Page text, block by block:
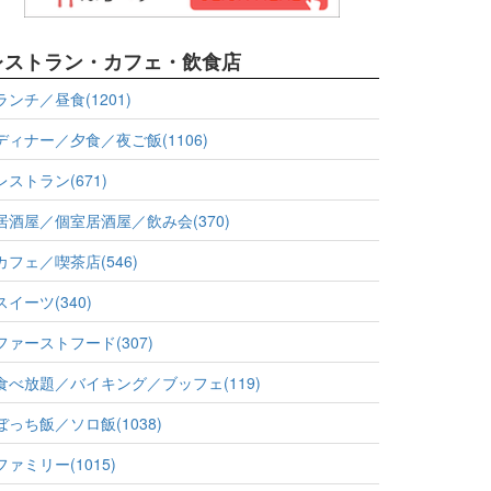
ストラン・カフェ・飲食店
ンチ／昼食(1201)
ィナー／夕食／夜ご飯(1106)
ストラン(671)
酒屋／個室居酒屋／飲み会(370)
フェ／喫茶店(546)
イーツ(340)
ァーストフード(307)
べ放題／バイキング／ブッフェ(119)
っち飯／ソロ飯(1038)
ァミリー(1015)